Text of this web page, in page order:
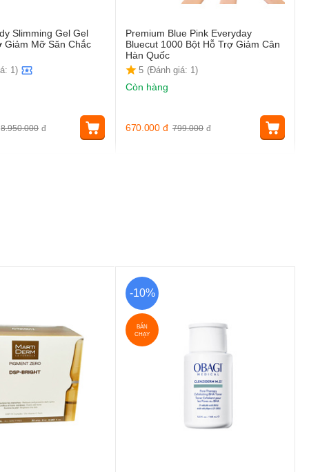
Slimming Gel Gel
Giảm Mỡ Săn Chắc
1)
8.950.000 đ
Premium Blue Pink Everyday
Bluecut 1000 Bột Hỗ Trợ Giảm Cân
Hàn Quốc
5 (Đánh giá: 1)
Còn hàng
799.000 đ
670.000 đ
-10%
BÁN
CHẠY